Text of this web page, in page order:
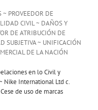
PROVEEDOR DE
CIVIL ~ DAÑOS Y
DE ATRIBUCIÓN DE
SUBJETIVA ~ UNIFICACIÓN
DE LA NACIÓN
en lo Civil y
Nike International Ltd c.
de uso de marcas